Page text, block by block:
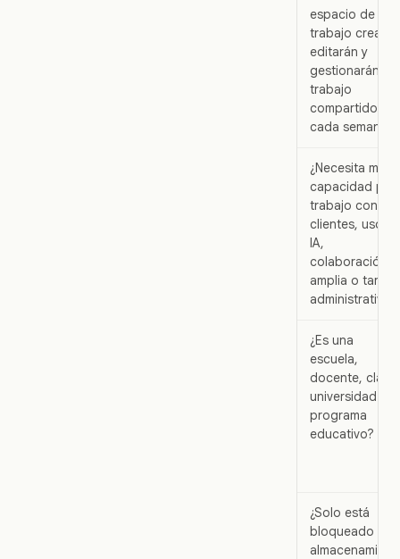
espacio de
trabajo
editarán y
gestionarán
trabajo
compartido
cada semana?
¿Necesita más
capacidad
trabajo con
clientes, uso
IA,
colaboración
amplia o tareas
¿Es una
escuela,
docente, clase,
universidad o
programa
educativo?
¿Solo está
bloqueado por